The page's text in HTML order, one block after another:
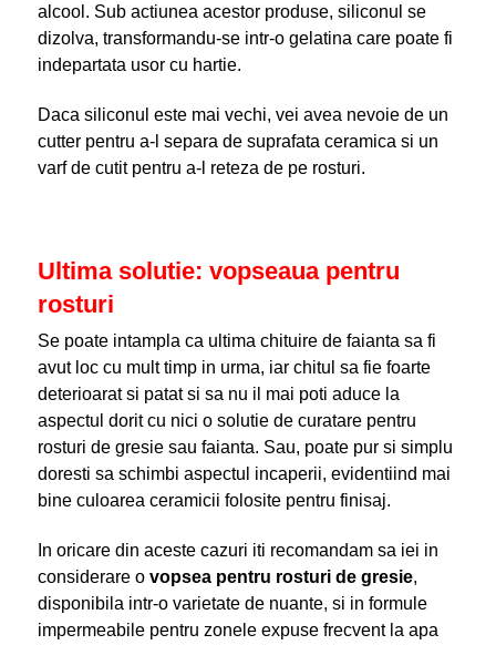
alcool. Sub actiunea acestor produse, siliconul se
dizolva, transformandu-se intr-o gelatina care poate fi
indepartata usor cu hartie.
Daca siliconul este mai vechi, vei avea nevoie de un
cutter pentru a-l separa de suprafata ceramica si un
varf de cutit pentru a-l reteza de pe rosturi.
Ultima solutie: vopseaua pentru
rosturi
Se poate intampla ca ultima chituire de faianta sa fi
avut loc cu mult timp in urma, iar chitul sa fie foarte
deterioarat si patat si sa nu il mai poti aduce la
aspectul dorit cu nici o solutie de curatare pentru
rosturi de gresie sau faianta. Sau, poate pur si simplu
doresti sa schimbi aspectul incaperii, evidentiind mai
bine culoarea ceramicii folosite pentru finisaj.
In oricare din aceste cazuri iti recomandam sa iei in
considerare o vopsea pentru rosturi de gresie,
disponibila intr-o varietate de nuante, si in formule
impermeabile pentru zonele expuse frecvent la apa